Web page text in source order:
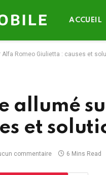
ACCUEIL
Romeo Giulietta : causes et
allumé
et
commentaire 6 Mins Read